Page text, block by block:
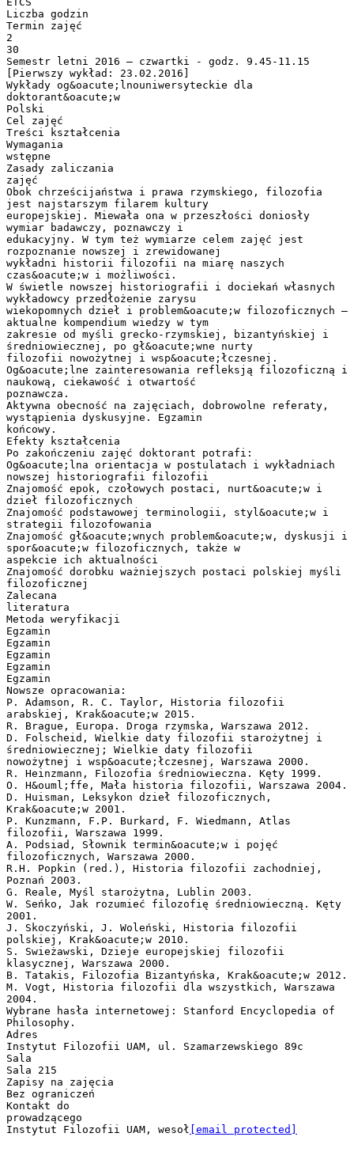
Liczba godzin
Termin zajęć
2
30
Semestr letni 2016 – czwartki - godz. 9.45-11.15
[Pierwszy wykład: 23.02.2016]
Wykłady og&oacute;lnouniwersyteckie dla
doktorant&oacute;w
Polski
Cel zajęć
Treści kształcenia
Wymagania
wstępne
Zasady zaliczania
zajęć
Obok chrześcijaństwa i prawa rzymskiego, filozofia
jest najstarszym filarem kultury
europejskiej. Miewała ona w przeszłości doniosły
wymiar badawczy, poznawczy i
edukacyjny. W tym też wymiarze celem zajęć jest
rozpoznanie nowszej i zrewidowanej
wykładni historii filozofii na miarę naszych
czas&oacute;w i możliwości.
W świetle nowszej historiografii i dociekań własnych
wykładowcy przedłożenie zarysu
wiekopomnych dzieł i problem&oacute;w filozoficznych –
aktualne kompendium wiedzy w tym
zakresie od myśli grecko-rzymskiej, bizantyńskiej i
średniowiecznej, po gł&oacute;wne nurty
filozofii nowożytnej i wsp&oacute;łczesnej.
Og&oacute;lne zainteresowania refleksją filozoficzną i
naukową, ciekawość i otwartość
poznawcza.
Aktywna obecność na zajęciach, dobrowolne referaty,
wystąpienia dyskusyjne. Egzamin
końcowy.
Efekty kształcenia
Po zakończeniu zajęć doktorant potrafi:
Og&oacute;lna orientacja w postulatach i wykładniach
nowszej historiografii filozofii
Znajomość epok, czołowych postaci, nurt&oacute;w i
dzieł filozoficznych
Znajomość podstawowej terminologii, styl&oacute;w i
strategii filozofowania
Znajomość gł&oacute;wnych problem&oacute;w, dyskusji i
spor&oacute;w filozoficznych, także w
aspekcie ich aktualności
Znajomość dorobku ważniejszych postaci polskiej myśli
filozoficznej
Zalecana
literatura
Metoda weryfikacji
Egzamin
Egzamin
Egzamin
Egzamin
Egzamin
Nowsze opracowania:
P. Adamson, R. C. Taylor, Historia filozofii
arabskiej, Krak&oacute;w 2015.
R. Brague, Europa. Droga rzymska, Warszawa 2012.
D. Folscheid, Wielkie daty filozofii starożytnej i
średniowiecznej; Wielkie daty filozofii
nowożytnej i wsp&oacute;łczesnej, Warszawa 2000.
R. Heinzmann, Filozofia średniowieczna. Kęty 1999.
O. H&ouml;ffe, Mała historia filozofii, Warszawa 2004.
D. Huisman, Leksykon dzieł filozoficznych,
Krak&oacute;w 2001.
P. Kunzmann, F.P. Burkard, F. Wiedmann, Atlas
filozofii, Warszawa 1999.
A. Podsiad, Słownik termin&oacute;w i pojęć
filozoficznych, Warszawa 2000.
R.H. Popkin (red.), Historia filozofii zachodniej,
Poznań 2003.
G. Reale, Myśl starożytna, Lublin 2003.
W. Seńko, Jak rozumieć filozofię średniowieczną. Kęty
2001.
J. Skoczyński, J. Woleński, Historia filozofii
polskiej, Krak&oacute;w 2010.
S. Swieżawski, Dzieje europejskiej filozofii
klasycznej, Warszawa 2000.
B. Tatakis, Filozofia Bizantyńska, Krak&oacute;w 2012.
M. Vogt, Historia filozofii dla wszystkich, Warszawa
2004.
Wybrane hasła internetowej: Stanford Encyclopedia of
Philosophy.
Adres
Instytut Filozofii UAM, ul. Szamarzewskiego 89c
Sala
Sala 215
Zapisy na zajęcia
Bez ograniczeń
Kontakt do
prowadzącego
Instytut Filozofii UAM, wesoł [email protected]